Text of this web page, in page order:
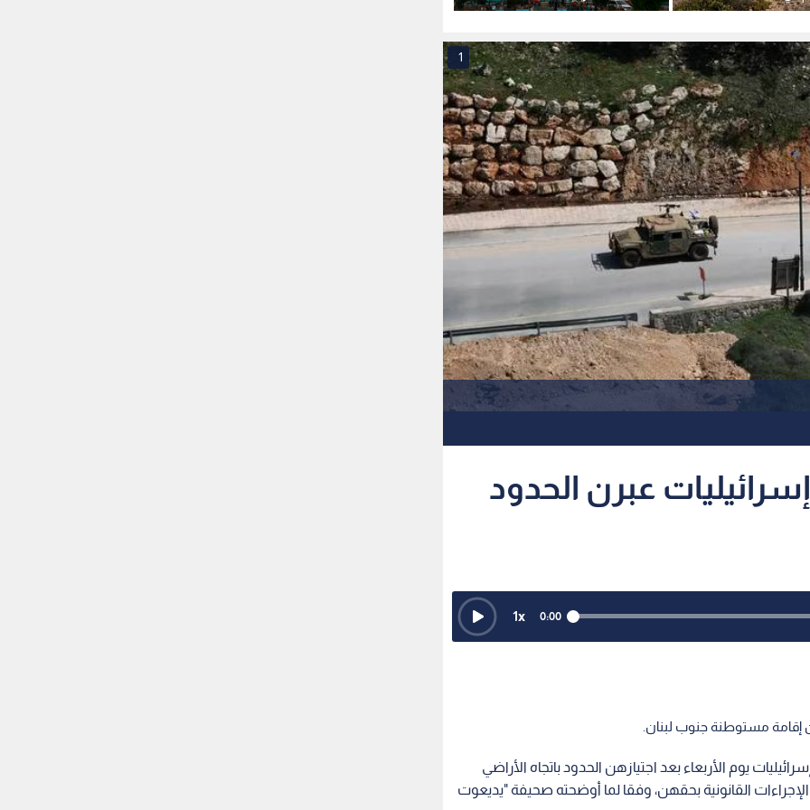
فيديو
سلطنة عمان
1
إعلام عبري: اعتقال 10 إسرائيليات عبرن الحدود
0:00
1x
إقامة مستوطنة جنوب لبنان.
يوم الأربعاء بعد اجتيازهن الحدود باتجاه الأراضي
القانونية بحقهن، وفقا لما أوضحته صحيفة "يديعوت